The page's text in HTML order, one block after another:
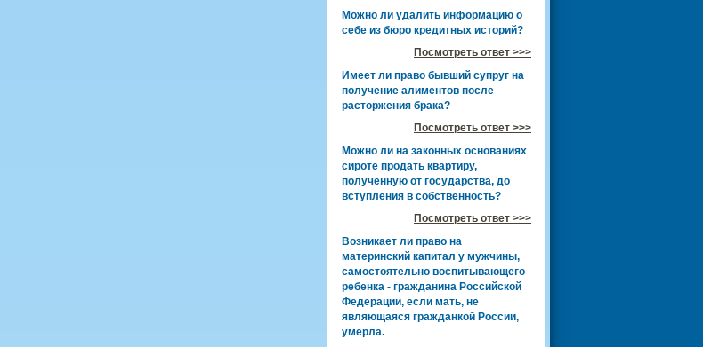
Можно ли удалить информацию о
себе из бюро кредитных историй?
Посмотреть ответ >>>
Имеет ли право бывший супруг на
получение алиментов после
расторжения брака?
Посмотреть ответ >>>
Можно ли на законных основаниях
сироте продать квартиру,
полученную от государства, до
вступления в собственность?
Посмотреть ответ >>>
Возникает ли право на
материнский капитал у мужчины,
самостоятельно воспитывающего
ребенка - гражданина Российской
Федерации, если мать, не
являющаяся гражданкой России,
умерла.